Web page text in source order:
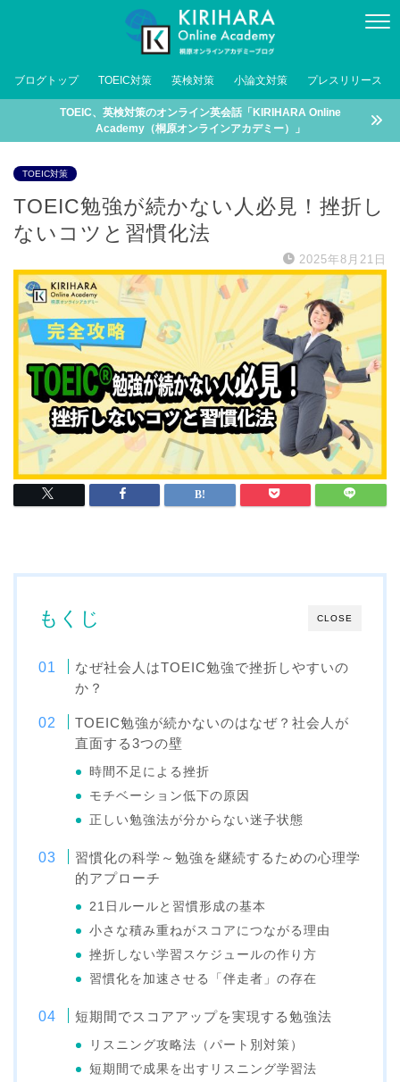
ブログトップ TOEIC対策 英検対策 小論文対策 プレスリリース
TOEIC、英検対策のオンライン英会話「KIRIHARA Online
Academy（桐原オンラインアカデミー）」
TOEIC対策
TOEIC勉強が続かない人必見！挫折し
ないコツと習慣化法
2025年8月21日
CLOSE
もくじ
なぜ社会人はTOEIC勉強で挫折しやすいの
か？
TOEIC勉強が続かないのはなぜ？社会人が
直面する3つの壁
時間不足による挫折
モチベーション低下の原因
正しい勉強法が分からない迷子状態
習慣化の科学～勉強を継続するための心理学
的アプローチ
21日ルールと習慣形成の基本
小さな積み重ねがスコアにつながる理由
挫折しない学習スケジュールの作り方
習慣化を加速させる「伴走者」の存在
短期間でスコアアップを実現する勉強法
リスニング攻略法（パート別対策）
短期間で成果を出すリスニング学習法